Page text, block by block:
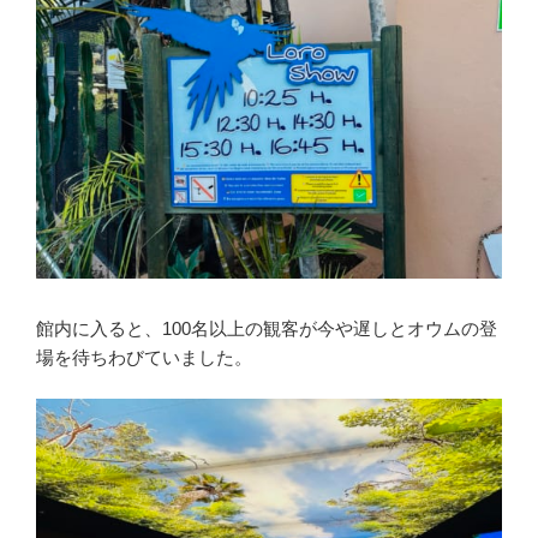
館内に入ると、100名以上の観客が今や遅しとオウムの登
場を待ちわびていました。